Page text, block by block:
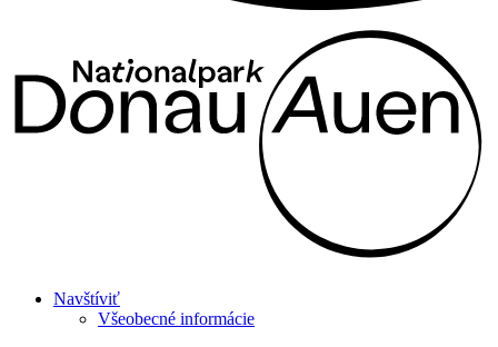
Navštíviť
Všeobecné informácie